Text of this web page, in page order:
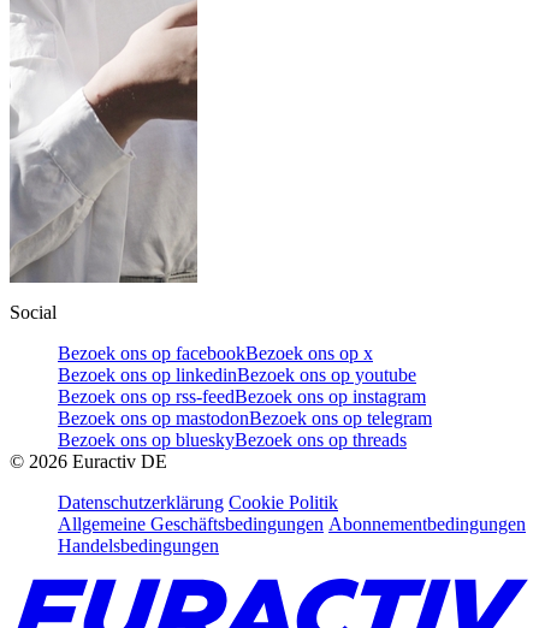
Social
Bezoek ons op facebookBezoek ons op x
Bezoek ons op linkedinBezoek ons op youtube
Bezoek ons op rss-feedBezoek ons op instagram
Bezoek ons op mastodonBezoek ons op telegram
Bezoek ons op blueskyBezoek ons op threads
© 2026 Euractiv DE
Datenschutzerklärung Cookie Politik
Allgemeine Geschäftsbedingungen Abonnementbedingungen
Handelsbedingungen